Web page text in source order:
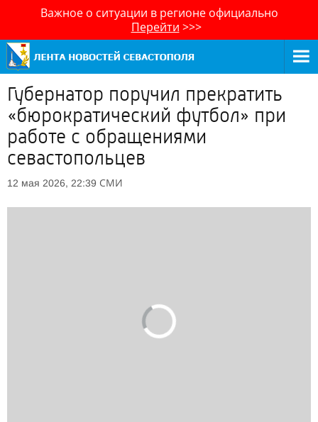
Важное о ситуации в регионе официально
Перейти >>>
Губернатор поручил прекратить
«бюрократический футбол» при
работе с обращениями
севастопольцев
12 мая 2026, 22:39 СМИ